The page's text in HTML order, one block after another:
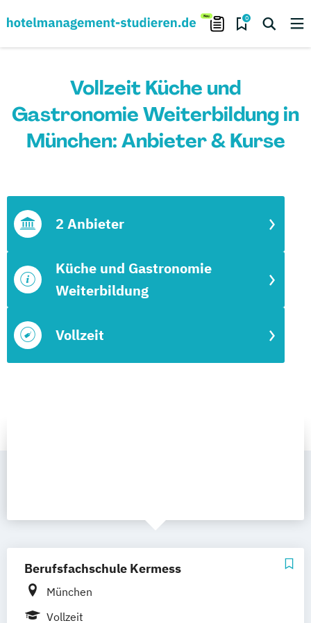
0
Vollzeit Küche und
Gastronomie Weiterbildung in
München: Anbieter & Kurse
Vollzeit
Küche und Gastronomie
Weiterbildung
2 Anbieter
Berufsfachschule Kermess
München
Vollzeit